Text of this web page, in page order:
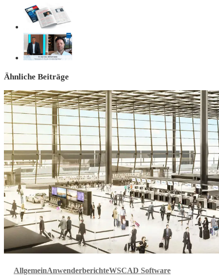
Ähnliche Beiträge
AllgemeinAnwenderberichteWSCAD Software
Frankfurt